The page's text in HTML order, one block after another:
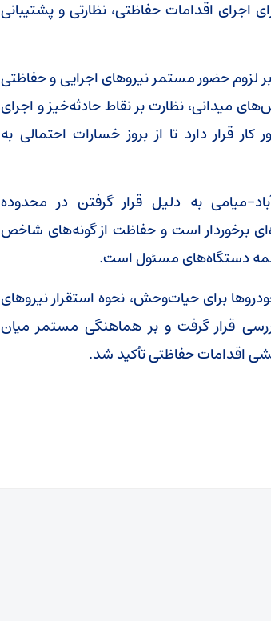
اقدامات حفاظتی، نظارتی و پشتیبانی
حضور مستمر نیروهای اجرایی و حفاظتی
میدانی، نظارت بر نقاط حادثه‌خیز و اجرای
قرار دارد تا از بروز خسارات احتمالی به
به دلیل قرار گرفتن در محدوده
برخوردار است و حفاظت از گونه‌های شاخص
همه دستگاه‌های مسئول است.
برای حیات‌وحش، نحوه استقرار نیروهای
قرار گرفت و بر هماهنگی مستمر میان
اقدامات حفاظتی تأکید شد.